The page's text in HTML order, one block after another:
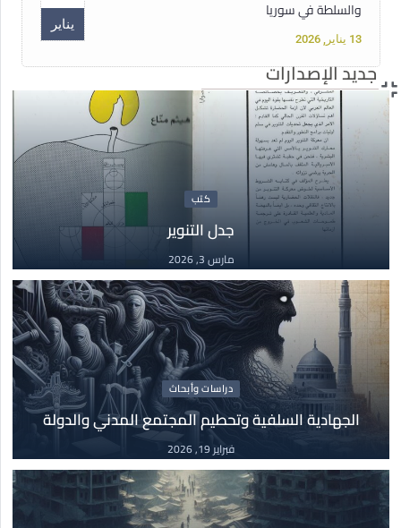
والسلطة في سوريا
13 يناير, 2026
يناير
دبلوم حقوق الإنسان الأساسية غير القابلة للتصرف
15
أغسطس
سوريا تحت سلطان الفاشية الجهادية
14 مايو, 2025
14
مايو
كتب
جدل التنوير
03 مارس, 2026
03
مارس
دراسات وأبحاث
الجهادية السلفية وتحطيم المجتمع المدني والدولة
19
جديد الإصدارات
كتب
جدل التنوير
مارس 3, 2026
دراسات وأبحاث
الجهادية السلفية وتحطيم المجتمع المدني والدولة
فبراير 19, 2026